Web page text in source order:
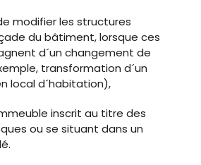
modifier les structures
du bâtiment, lorsque ces
d´un changement de
transformation d´un
local d´habitation),
inscrit au titre des
ou se situant dans un